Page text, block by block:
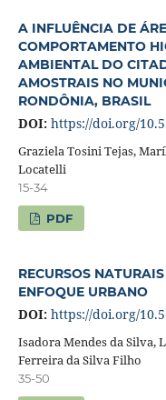
A INFLUÊNCIA DE
COMPORTAMENTO
AMBIENTAL DO
AMOSTRAIS NO
RONDÔNIA, BRASIL
DOI: https://doi.org/
Graziela Tosini Tejas,
Locatelli
15-34
PDF
RECURSOS
ENFOQUE URBANO
DOI: https://doi.org/
Isadora Mendes da Silva,
Ferreira da Silva Filho
35-50